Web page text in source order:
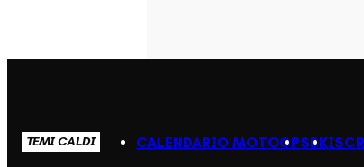
TEMI CALDI CALENDARIO MOTOGPSBK